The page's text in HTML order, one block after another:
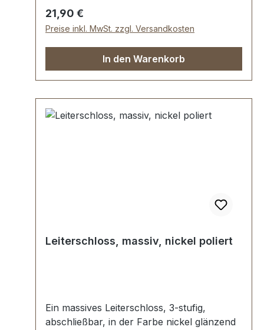
beiliegenden Unterlegscheibe einfach
befestigt.Lieferumfang:1 Stück
Leiterschloss, bestehend aus Oberteil und
Unterteil1 Stück Schlüssel2 Stück
Schrauben (zur Befestigung des Oberteils)1
Stück Unterlegscheibe (zur Befestigung
Befestigung des Unterteils)
Regulärer Preis:
21,90 €
Preise inkl. MwSt. zzgl. Versandkosten
In den Warenkorb
Leiterschloss, massiv, nickel poliert
Ein massives Leiterschloss, 3-stufig,
abschließbar, in der Farbe nickel glänzend